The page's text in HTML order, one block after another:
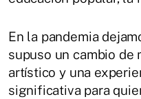
En la pandemia
supuso un cambio de
artístico y una
significativa para